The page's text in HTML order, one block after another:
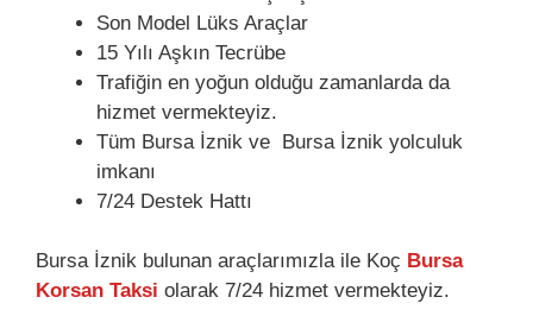
Son Model Lüks Araçlar
15 Yılı Aşkın Tecrübe
Trafiğin en yoğun olduğu zamanlarda da
hizmet vermekteyiz.
Tüm Bursa İznik ve Bursa İznik yolculuk
imkanı
7/24 Destek Hattı
Bursa İznik bulunan araçlarımızla ile Koç Bursa
Korsan Taksi olarak 7/24 hizmet vermekteyiz.